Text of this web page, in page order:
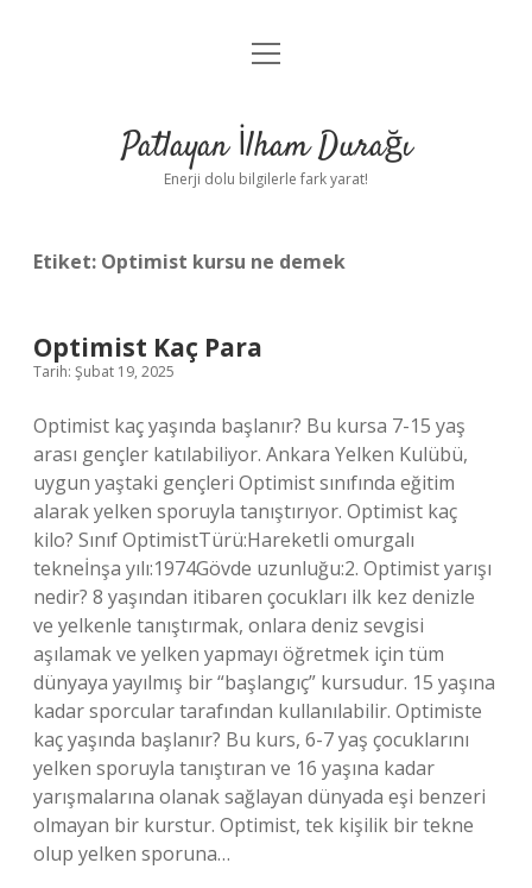
Anasayfa
Yasal Uyarı
menüyü
Patlayan İlham Durağı
Enerji dolu bilgilerle fark yarat!
Etiket: Optimist kursu ne demek
Optimist Kaç Para
Tarih: Şubat 19, 2025
Optimist kaç yaşında başlanır? Bu kursa 7-15 yaş
arası gençler katılabiliyor. Ankara Yelken Kulübü,
uygun yaştaki gençleri Optimist sınıfında eğitim
alarak yelken sporuyla tanıştırıyor. Optimist kaç
kilo? Sınıf OptimistTürü:Hareketli omurgalı
tekneİnşa yılı:1974Gövde uzunluğu:2. Optimist yarışı
nedir? 8 yaşından itibaren çocukları ilk kez denizle
ve yelkenle tanıştırmak, onlara deniz sevgisi
aşılamak ve yelken yapmayı öğretmek için tüm
dünyaya yayılmış bir “başlangıç” kursudur. 15 yaşına
kadar sporcular tarafından kullanılabilir. Optimiste
kaç yaşında başlanır? Bu kurs, 6-7 yaş çocuklarını
yelken sporuyla tanıştıran ve 16 yaşına kadar
yarışmalarına olanak sağlayan dünyada eşi benzeri
olmayan bir kurstur. Optimist, tek kişilik bir tekne
olup yelken sporuna…